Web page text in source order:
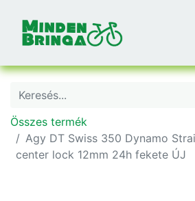
Összes termék
Agy DT Swiss 350 Dynamo
center lock 12mm 24h fekete ÚJ